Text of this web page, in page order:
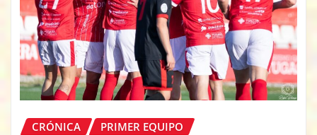
CRÓNICA PRIMER EQUIPO